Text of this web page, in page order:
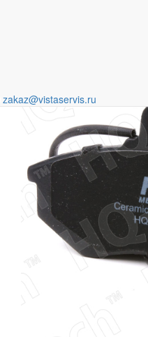
zakaz@vistaservis.ru